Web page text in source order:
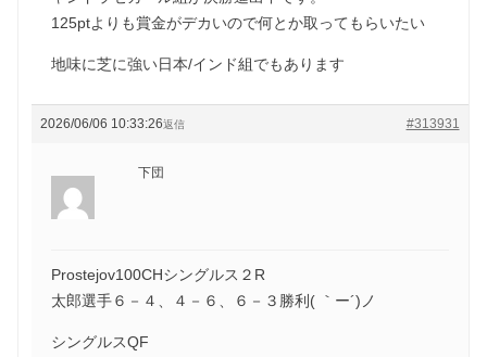
125ptよりも賞金がデカいので何とか取ってもらいたい
地味に芝に強い日本/インド組でもあります
2026/06/06 10:33:26 #313931
返信
下団
Prostejov100CHシングルス２R
太郎選手６－４、４－６、６－３勝利( ｀ー´)ノ
シングルスQF